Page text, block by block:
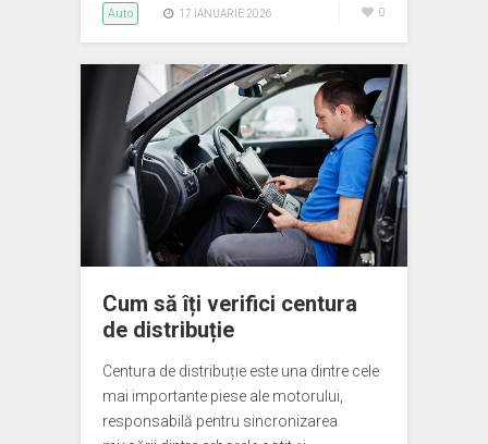
Auto 17 IANUARIE 2026 0
Cum să îți verifici centura
de distribuție
Centura de distribuție este una dintre cele
mai importante piese ale motorului,
responsabilă pentru sincronizarea